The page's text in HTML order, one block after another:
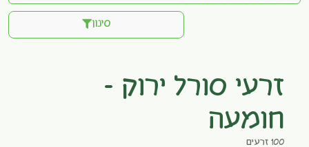
סינון
זרעי סורל ירוק –
חומעה
100 זרעים